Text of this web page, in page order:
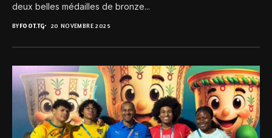
deux belles médailles de bronze...
BYFOOT.TG 20 NOVEMBRE 2025